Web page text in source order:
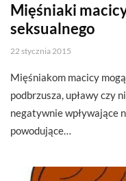
Mięśniaki
seksualnego
22 stycznia 2015
Mięśniakom macicy
podbrzusza, upławy czy
negatywnie wpływające
powodujące…